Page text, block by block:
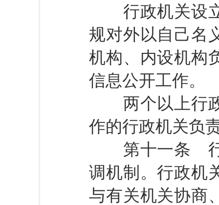
行政机关设立
规对外以自己名
机构、内设机构
信息公开工作。
两个以上行政
作的行政机关负
第十一条 行
调机制。行政机
与有关机关协商